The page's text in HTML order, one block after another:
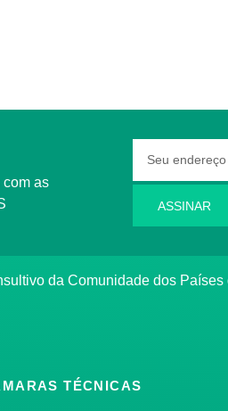
ASSINAR
da Comunidade dos
TÉCNICAS